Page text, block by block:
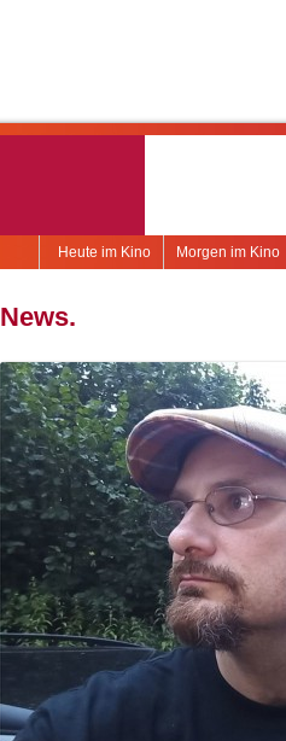
Morgen im Kino
Heute im Kino
News.